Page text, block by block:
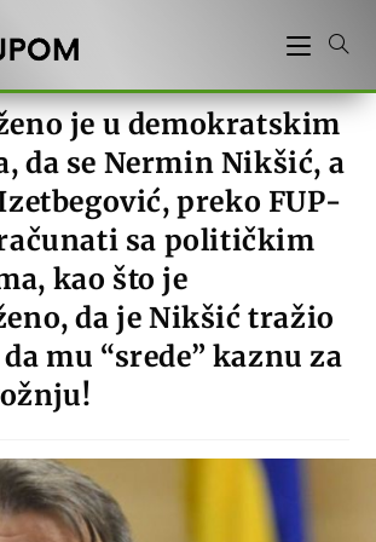
je u demokratskim
da se Nermin Nikšić, a
preko FUP-
sa političkim
kao što je
da je Nikšić tražio
mu “srede” kaznu za